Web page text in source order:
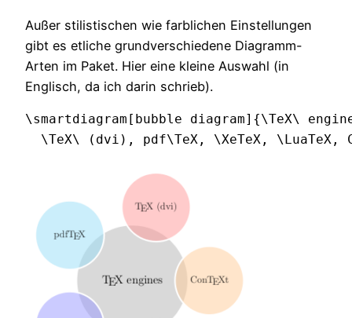
Außer stilistischen wie farblichen Einstellungen
gibt es etliche grundverschiedene Diagramm-
Arten im Paket. Hier eine kleine Auswahl (in
Englisch, da ich darin schrieb).
\smartdiagram[bubble diagram]{\TeX\
\TeX\ (dvi), pdf\TeX, \XeTeX, \LuaTeX,